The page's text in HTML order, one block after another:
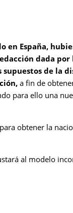
en España,
dada por
de la
a fin de
para ello una
obtener la
al modelo